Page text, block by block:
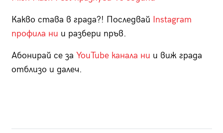
Какво става в града?! Последвай Instagram
профила ни и разбери пръв.
Абонирай се за YouTube канала ни и виж града
отблизо и далеч.